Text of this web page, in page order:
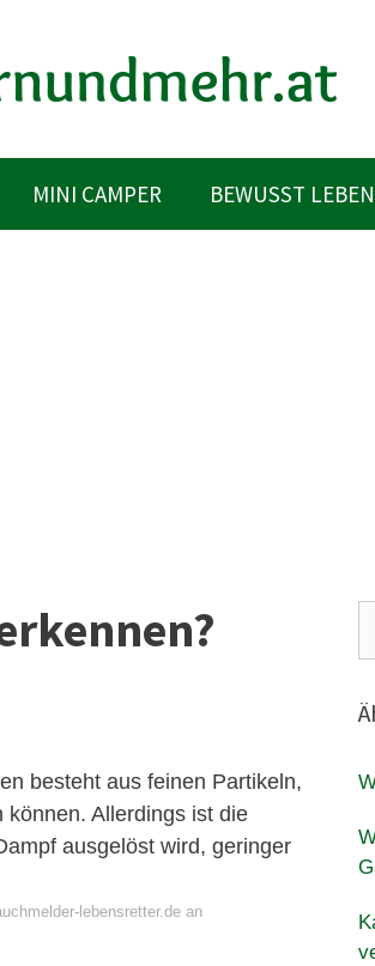
MINI CAMPER BEWUSST LEBEN
besteht aus feinen Partikeln,
Allerdings ist die
ausgelöst wird, geringer
lebensretter.de an